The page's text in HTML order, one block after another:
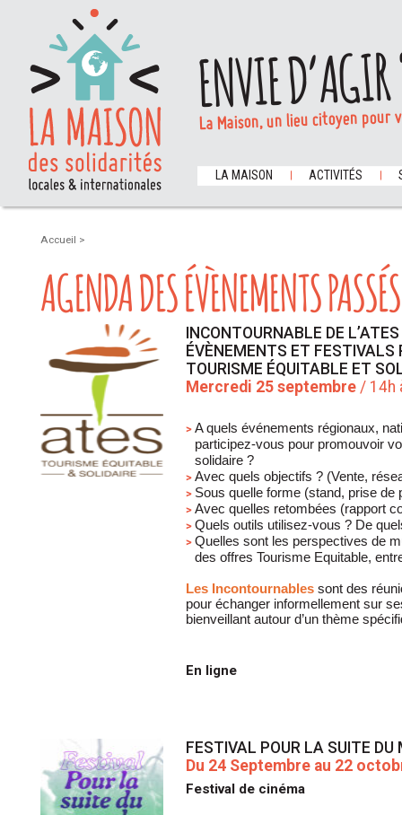
ENVIE
La Maison, un lieu citoyen
LA MAISON ACTIVITÉS
Accueil >
AGENDA DES ÉVÈNEMENTS PASSÉS
INCONTOURNABLE DE
ÉVÈNEMENTS ET FESTIVALS
TOURISME ÉQUITABLE ET
Mercredi 25 septembre / 14h
A quels événements régionaux,
participez-vous pour promouvoir
solidaire ?
Avec quels objectifs ? (Vente,
Sous quelle forme (stand, prise de
Avec quelles retombées (rapport
Quels outils utilisez-vous ? De
Quelles sont les perspectives de
des offres Tourisme Equitable,
Les Incontournables sont des
pour échanger informellement sur
bienveillant autour d’un thème
En ligne
FESTIVAL POUR LA SUITE DU
Du 24 Septembre au 22
Festival de cinéma